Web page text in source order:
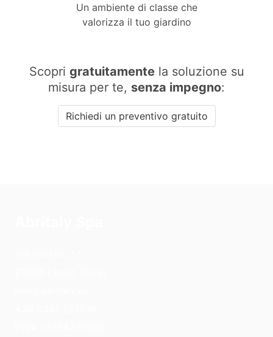
Un ambiente di classe che
valorizza il tuo giardino
Scopri gratuitamentela soluzione su
misura per te, senza impegno:
Richiedi un preventivo gratuito